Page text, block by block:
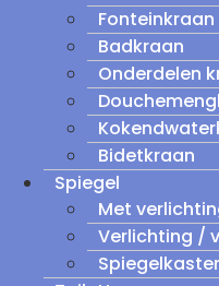
Fonteinkraan
Badkraan
Onderdelen
Bidetkraan
Spiegel
Met
Verlichting /